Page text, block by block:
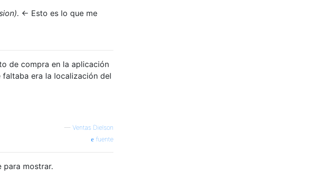
<- Esto es lo que me
de compra en la aplicación
era la localización del
— Ventas Dielson
fuente
para mostrar.